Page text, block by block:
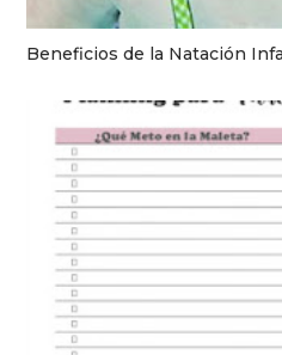
Beneficios de la Natación